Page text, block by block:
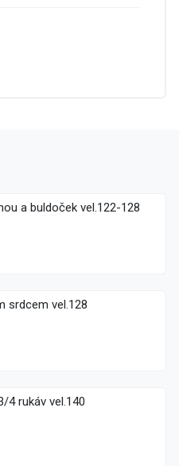
a buldoček vel.122-128
srdcem vel.128
4 rukáv vel.140